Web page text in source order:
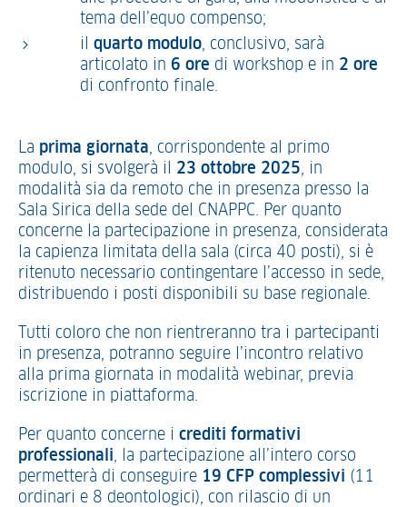
tema dell’equo compenso;
il quarto modulo, conclusivo, sarà
articolato in 6 ore di workshop e in 2 ore
di confronto finale.
La prima giornata, corrispondente al primo
modulo, si svolgerà il 23 ottobre 2025, in
modalità sia da remoto che in presenza presso la
Sala Sirica della sede del CNAPPC. Per quanto
concerne la partecipazione in presenza, considerata
la capienza limitata della sala (circa 40 posti), si è
ritenuto necessario contingentare l’accesso in sede,
distribuendo i posti disponibili su base regionale.
Tutti coloro che non rientreranno tra i partecipanti
in presenza, potranno seguire l’incontro relativo
alla prima giornata in modalità webinar, previa
iscrizione in piattaforma.
Per quanto concerne i crediti formativi
professionali, la partecipazione all’intero corso
permetterà di conseguire 19 CFP complessivi (11
ordinari e 8 deontologici), con rilascio di un